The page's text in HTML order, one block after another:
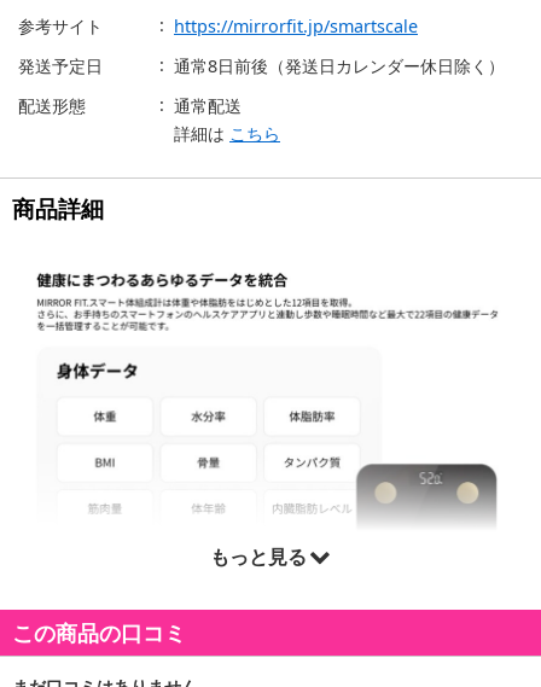
参考サイト
https://mirrorfit.jp/smartscale
発送予定日
通常8日前後（発送日カレンダー休日除く）
配送形態
通常配送
詳細は こちら
商品詳細
もっと見る
この商品の口コミ